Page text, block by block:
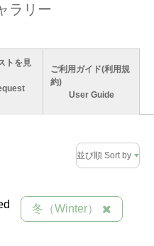
ラリー
トを見
ご利用ガイド(利用規
約)
User Guide
並び順 Sort by
冬（Winter）